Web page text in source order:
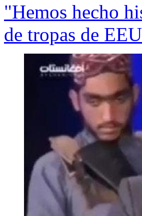
"Hemos hecho
de tropas de